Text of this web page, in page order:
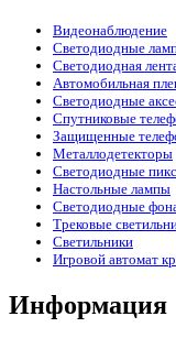
Видеонаблюдение
Светодиодные
Светодиодная
Автомобильная
Светодиодные
Спутниковые
Защищенные
Металлодетекторы
Светодиодные
Настольные лампы
Светодиодные
Трековые
Светильники
Игровой автомат
Информация